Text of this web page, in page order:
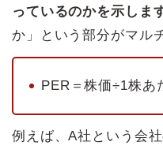
っているのかを示しま
か」という部分がマル
PER＝株価÷1株あ
例えば、A社という会